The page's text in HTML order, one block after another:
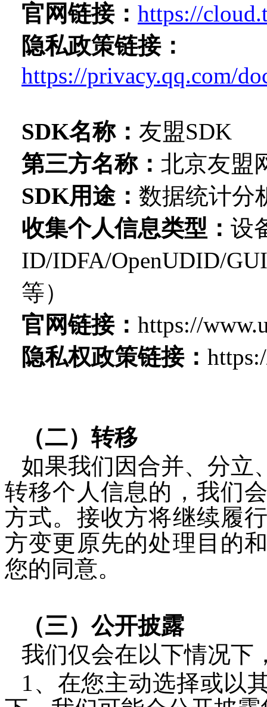
官网链接： https://
隐私政策链接：
https://privacy.qq.com/
SDK名称： 友盟SDK
第三方名称： 北京友盟
SDK用途 ： 数据统计分
收集个人信息类型： 设
ID/IDFA/OpenUDID/
等）
官网链接： https://
隐私权政策链接：
（二）转移
如果我们因合并、分立
转移个人信息的，我们
方式。接收方将继续履
方变更原先的处理目的
您的同意。
（三）公开披露
我们仅会在以下情况下
1、在您主动选择或以